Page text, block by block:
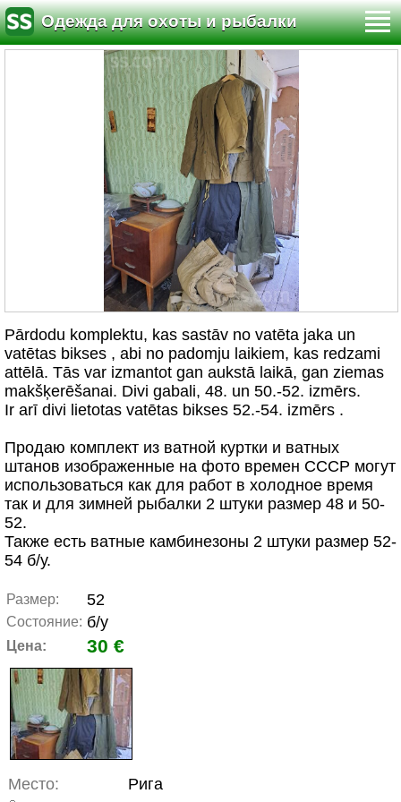
Одежда для охоты и рыбалки
Pārdodu komplektu, kas sastāv no vatēta jaka un
vatētas bikses , abi no padomju laikiem, kas redzami
attēlā. Tās var izmantot gan aukstā laikā, gan ziemas
makšķerēšanai. Divi gabali, 48. un 50.-52. izmērs.
Ir arī divi lietotas vatētas bikses 52.-54. izmērs .
Продаю комплект из ватной куртки и ватных
штанов изображенные на фото времен СССР могут
использоваться как для работ в холодное время
так и для зимней рыбалки 2 штуки размер 48 и 50-
52.
Также есть ватные камбинeзоны 2 штуки размер 52-
54 б/у.
Размер: 52
Состояние: б/у
Цена: 30 €
Место: Рига